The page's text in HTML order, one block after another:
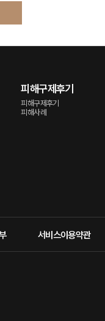
피해구제후기
피해구제후기
피해사례
서비스이용약관